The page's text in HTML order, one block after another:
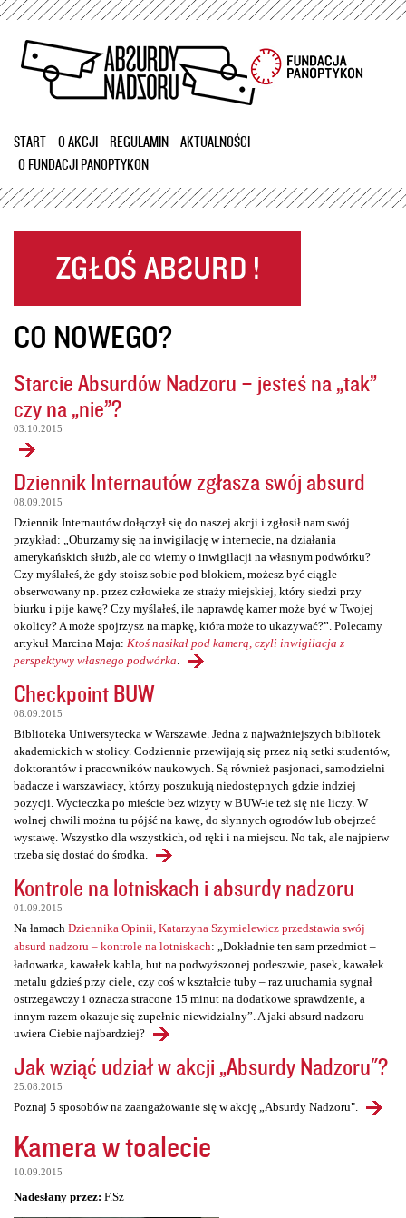
Przejdź
treści
START O AKCJI REGULAMIN
AKTUALNOŚCI
O FUNDACJI PANOPTYKON
CO NOWEGO?
Starcie Absurdów Nadzoru – jesteś na „tak”
czy na „nie”?
03.10.2015
Dziennik Internautów zgłasza swój absurd
08.09.2015
Dziennik Internautów dołączył się do naszej akcji i zgłosił nam swój
przykład: „Oburzamy się na inwigilację w internecie, na działania
amerykańskich służb, ale co wiemy o inwigilacji na własnym podwórku?
Czy myślałeś, że gdy stoisz sobie pod blokiem, możesz być ciągle
obserwowany np. przez człowieka ze straży miejskiej, który siedzi przy
biurku i pije kawę? Czy myślałeś, ile naprawdę kamer może być w Twojej
okolicy? A może spojrzysz na mapkę, która może to ukazywać?”. Polecamy
artykuł Marcina Maja: Ktoś nasikał pod kamerą, czyli inwigilacja z
perspektywy własnego podwórka
Checkpoint BUW
08.09.2015
Biblioteka Uniwersytecka w Warszawie. Jedna z najważniejszych bibliotek
akademickich w stolicy. Codziennie przewijają się przez nią setki studentów,
doktorantów i pracowników naukowych. Są również pasjonaci, samodzielni
badacze i warszawiacy, którzy poszukują niedostępnych gdzie indziej
pozycji. Wycieczka po mieście bez wizyty w BUW-ie też się nie liczy. W
wolnej chwili można tu pójść na kawę, do słynnych ogrodów lub obejrzeć
wystawę. Wszystko dla wszystkich, od ręki i na miejscu. No tak, ale najpierw
trzeba się dostać do środka.
Kontrole na lotniskach i absurdy nadzoru
01.09.2015
Na łamach Dziennika Opinii, Katarzyna Szymielewicz przedstawia swój
absurd nadzoru – kontrole na lotniskach: „Dokładnie ten sam przedmiot –
ładowarka, kawałek kabla, but na podwyższonej podeszwie, pasek, kawałek
metalu gdzieś przy ciele, czy coś w kształcie tuby – raz uruchamia sygnał
ostrzegawczy i oznacza stracone 15 minut na dodatkowe sprawdzenie, a
innym razem okazuje się zupełnie niewidzialny”. A jaki absurd nadzoru
uwiera Ciebie najbardziej?
Jak wziąć udział w akcji „Absurdy Nadzoru"?
25.08.2015
Poznaj 5 sposobów na zaangażowanie się w akcję „Absurdy Nadzoru".
Kamera w toalecie
10.09.2015
Nadesłany przez: F.Sz